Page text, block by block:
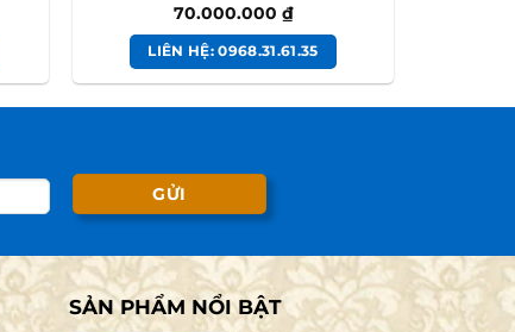
70.000.000 ₫
LIÊN HỆ: 0968.31.61.35
SẢN PHẨM NỔI BẬT